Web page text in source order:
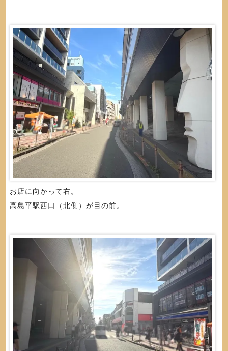
お店に向かって右。
高島平駅西口（北側）が目の前。